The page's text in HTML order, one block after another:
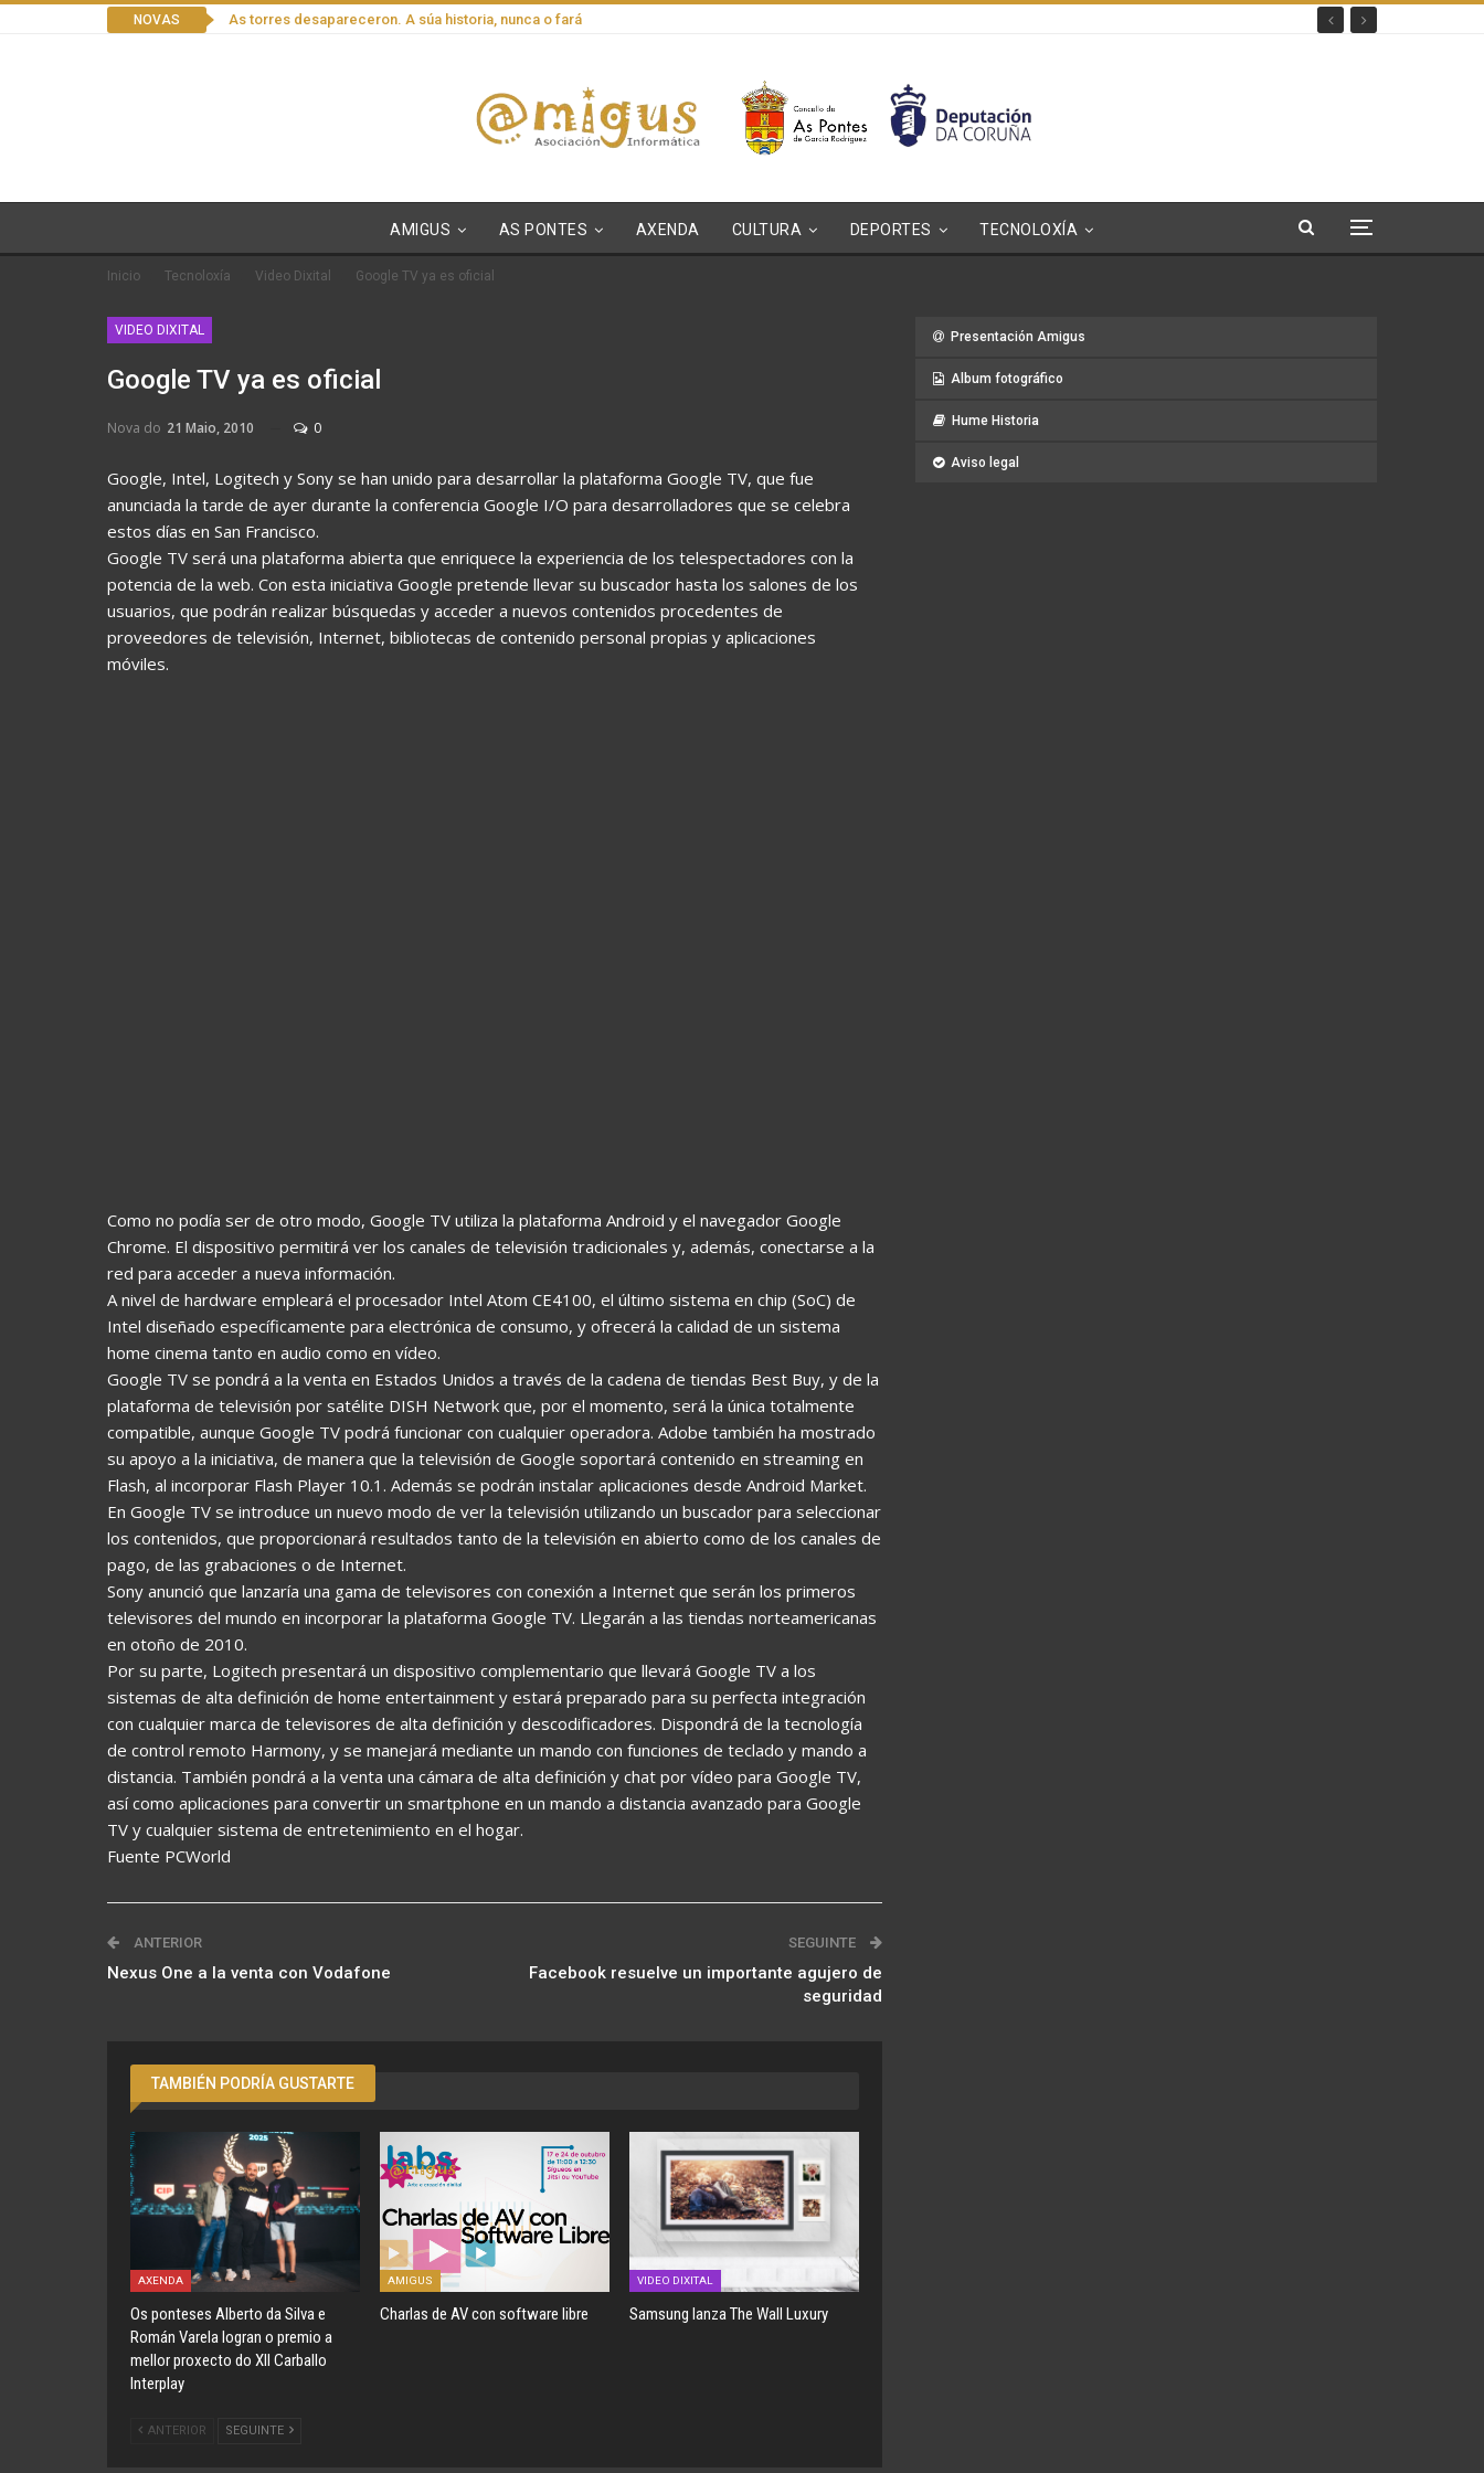
NOVAS As torres desapareceron. A súa historia, nunca o fará
AMIGUS AS PONTES AXENDA CULTURA DEPORTES TECNOLOXÍA
Inicio Tecnoloxía Video Dixital Google TV ya es oficial
VIDEO DIXITAL
Google TV ya es oficial
Nova do 21 Maio, 2010 0
Google, Intel, Logitech y Sony se han unido para desarrollar la plataforma Google TV, que fue
anunciada la tarde de ayer durante la conferencia Google I/O para desarrolladores que se celebra
estos días en San Francisco.
Google TV será una plataforma abierta que enriquece la experiencia de los telespectadores con la
potencia de la web. Con esta iniciativa Google pretende llevar su buscador hasta los salones de los
usuarios, que podrán realizar búsquedas y acceder a nuevos contenidos procedentes de
proveedores de televisión, Internet, bibliotecas de contenido personal propias y aplicaciones
móviles.
Como no podía ser de otro modo, Google TV utiliza la plataforma Android y el navegador Google
Chrome. El dispositivo permitirá ver los canales de televisión tradicionales y, además, conectarse a la
red para acceder a nueva información.
A nivel de hardware empleará el procesador Intel Atom CE4100, el último sistema en chip (SoC) de
Intel diseñado específicamente para electrónica de consumo, y ofrecerá la calidad de un sistema
home cinema tanto en audio como en vídeo.
Google TV se pondrá a la venta en Estados Unidos a través de la cadena de tiendas Best Buy, y de la
plataforma de televisión por satélite DISH Network que, por el momento, será la única totalmente
compatible, aunque Google TV podrá funcionar con cualquier operadora. Adobe también ha mostrado
su apoyo a la iniciativa, de manera que la televisión de Google soportará contenido en streaming en
Flash, al incorporar Flash Player 10.1. Además se podrán instalar aplicaciones desde Android Market.
En Google TV se introduce un nuevo modo de ver la televisión utilizando un buscador para seleccionar
los contenidos, que proporcionará resultados tanto de la televisión en abierto como de los canales de
pago, de las grabaciones o de Internet.
Sony anunció que lanzaría una gama de televisores con conexión a Internet que serán los primeros
televisores del mundo en incorporar la plataforma Google TV. Llegarán a las tiendas norteamericanas
en otoño de 2010.
Por su parte, Logitech presentará un dispositivo complementario que llevará Google TV a los
sistemas de alta definición de home entertainment y estará preparado para su perfecta integración
con cualquier marca de televisores de alta definición y descodificadores. Dispondrá de la tecnología
de control remoto Harmony, y se manejará mediante un mando con funciones de teclado y mando a
distancia. También pondrá a la venta una cámara de alta definición y chat por vídeo para Google TV,
así como aplicaciones para convertir un smartphone en un mando a distancia avanzado para Google
TV y cualquier sistema de entretenimiento en el hogar.
Fuente PCWorld
ANTERIOR
Nexus One a la venta con Vodafone
SEGUINTE
Facebook resuelve un importante agujero de
seguridad
TAMBIÉN PODRÍA GUSTARTE
AXENDA
Os ponteses Alberto da Silva e
Román Varela logran o premio a
mellor proxecto do XII Carballo
Interplay
AMIGUS
Charlas de AV con software libre
VIDEO DIXITAL
Samsung lanza The Wall Luxury
ANTERIOR SEGUINTE
Presentación Amigus
Album fotográfico
Hume Historia
Aviso legal